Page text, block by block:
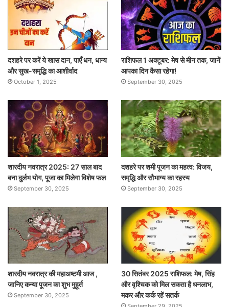
दशहरे पर करें ये खास दान, पाएँ धन, धान्य
और सुख-समृद्धि का आशीर्वाद
October 1, 2025
राशिफल 1 अक्टूबर: मेष से मीन तक, जानें
आपका दिन कैसा रहेगा!
September 30, 2025
शारदीय नवरात्र 2025: 27 साल बाद
बना दुर्लभ योग, पूजा का मिलेगा विशेष फल
September 30, 2025
दशहरे पर शमी पूजन का महत्व: विजय,
समृद्धि और सौभाग्य का रहस्य
September 30, 2025
शारदीय नवरात्र की महाअष्टमी आज ,
जानिए कन्या पूजन का शुभ मुहूर्त
September 30, 2025
30 सितंबर 2025 राशिफल: मेष, सिंह
और वृश्चिक को मिल सकता है धनलाभ,
मकर और कर्क रहें सतर्क